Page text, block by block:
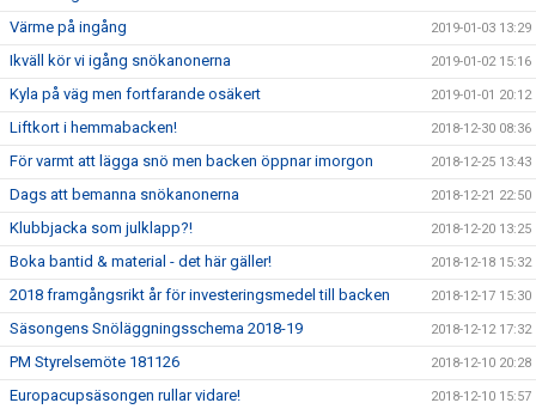
Värme på ingång 2019-01-03 13:29
Ikväll kör vi igång snökanonerna 2019-01-02 15:16
Kyla på väg men fortfarande osäkert 2019-01-01 20:12
Liftkort i hemmabacken! 2018-12-30 08:36
För varmt att lägga snö men backen öppnar imorgon 2018-12-25 13:43
Dags att bemanna snökanonerna 2018-12-21 22:50
Klubbjacka som julklapp?! 2018-12-20 13:25
Boka bantid & material - det här gäller! 2018-12-18 15:32
2018 framgångsrikt år för investeringsmedel till backen 2018-12-17 15:30
Säsongens Snöläggningsschema 2018-19 2018-12-12 17:32
PM Styrelsemöte 181126 2018-12-10 20:28
Europacupsäsongen rullar vidare! 2018-12-10 15:57